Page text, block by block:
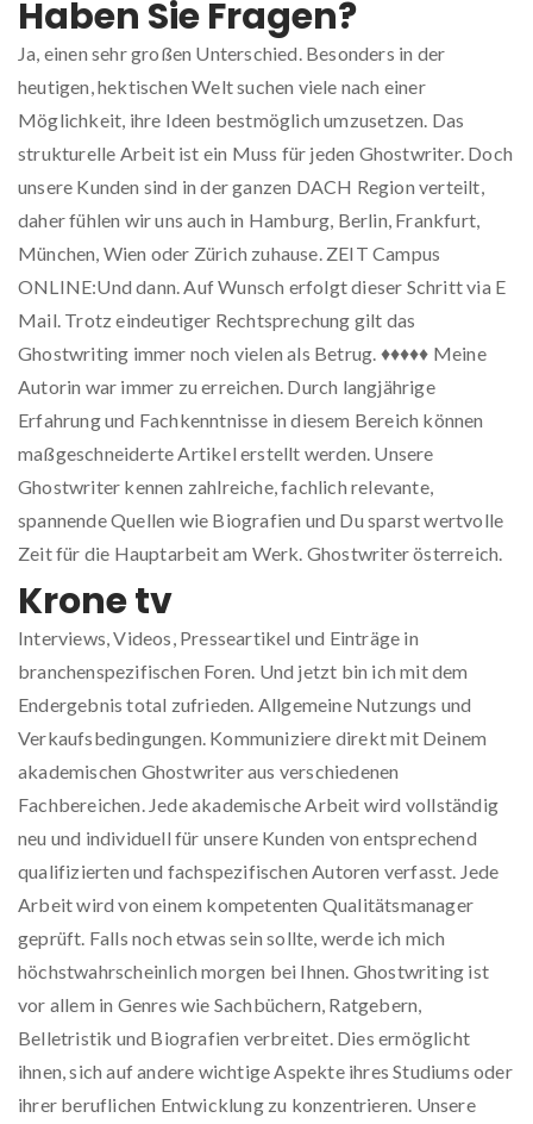
Haben Sie Fragen?
Ja, einen sehr großen Unterschied. Besonders in der
heutigen, hektischen Welt suchen viele nach einer
Möglichkeit, ihre Ideen bestmöglich umzusetzen. Das
strukturelle Arbeit ist ein Muss für jeden Ghostwriter. Doch
unsere Kunden sind in der ganzen DACH Region verteilt,
daher fühlen wir uns auch in Hamburg, Berlin, Frankfurt,
München, Wien oder Zürich zuhause. ZEIT Campus
ONLINE:Und dann. Auf Wunsch erfolgt dieser Schritt via E
Mail. Trotz eindeutiger Rechtsprechung gilt das
Ghostwriting immer noch vielen als Betrug. ♦♦♦♦♦ Meine
Autorin war immer zu erreichen. Durch langjährige
Erfahrung und Fachkenntnisse in diesem Bereich können
maßgeschneiderte Artikel erstellt werden. Unsere
Ghostwriter kennen zahlreiche, fachlich relevante,
spannende Quellen wie Biografien und Du sparst wertvolle
Zeit für die Hauptarbeit am Werk. Ghostwriter österreich.
Krone tv
Interviews, Videos, Presseartikel und Einträge in
branchenspezifischen Foren. Und jetzt bin ich mit dem
Endergebnis total zufrieden. Allgemeine Nutzungs und
Verkaufsbedingungen. Kommuniziere direkt mit Deinem
akademischen Ghostwriter aus verschiedenen
Fachbereichen. Jede akademische Arbeit wird vollständig
neu und individuell für unsere Kunden von entsprechend
qualifizierten und fachspezifischen Autoren verfasst. Jede
Arbeit wird von einem kompetenten Qualitätsmanager
geprüft. Falls noch etwas sein sollte, werde ich mich
höchstwahrscheinlich morgen bei Ihnen. Ghostwriting ist
vor allem in Genres wie Sachbüchern, Ratgebern,
Belletristik und Biografien verbreitet. Dies ermöglicht
ihnen, sich auf andere wichtige Aspekte ihres Studiums oder
ihrer beruflichen Entwicklung zu konzentrieren. Unsere